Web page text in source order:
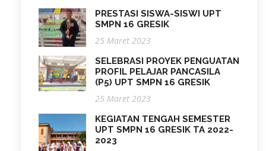
PRESTASI SISWA-SISWI UPT
SMPN 16 GRESIK
25 Maret 2023
SELEBRASI PROYEK PENGUATAN
PROFIL PELAJAR PANCASILA
(P5) UPT SMPN 16 GRESIK
25 Maret 2023
KEGIATAN TENGAH SEMESTER
UPT SMPN 16 GRESIK TA 2022-
2023